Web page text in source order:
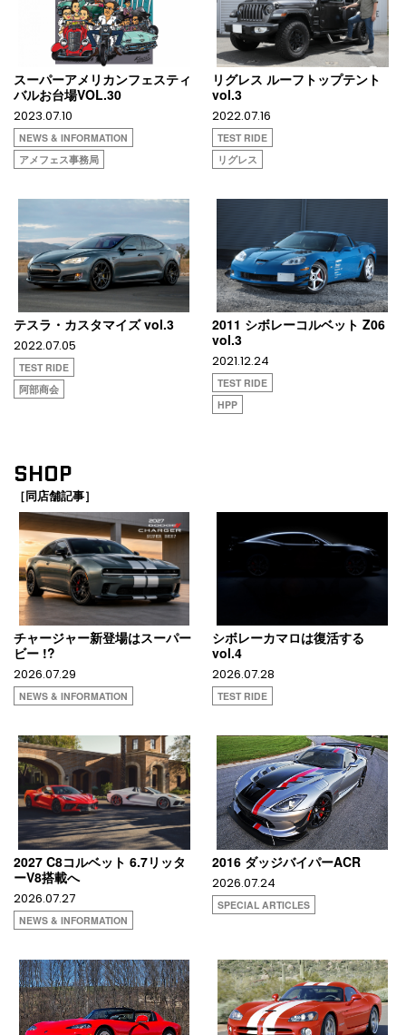
スーパーアメリカンフェスティ
バルお台場VOL.30
2023.07.10
NEWS & INFORMATION
アメフェス事務局
リグレス ルーフトップテント
vol.3
2022.07.16
TEST RIDE
リグレス
テスラ・カスタマイズ vol.3
2022.07.05
TEST RIDE
阿部商会
2011 シボレーコルベット Z06
vol.3
2021.12.24
TEST RIDE
HPP
SHOP
［同店舗記事］
チャージャー新登場はスーパー
ビー !?
2026.07.29
NEWS & INFORMATION
シボレーカマロは復活する
vol.4
2026.07.28
TEST RIDE
2027 C8コルベット 6.7リッタ
ーV8搭載へ
2026.07.27
NEWS & INFORMATION
2016 ダッジバイパーACR
2026.07.24
SPECIAL ARTICLES